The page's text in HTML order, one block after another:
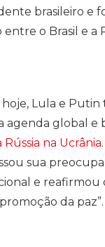
brasileiro e
o Brasil e a
hoje, Lula e Putin
agenda global e
na Ucrânia
sua
e reafirmou
da paz”.